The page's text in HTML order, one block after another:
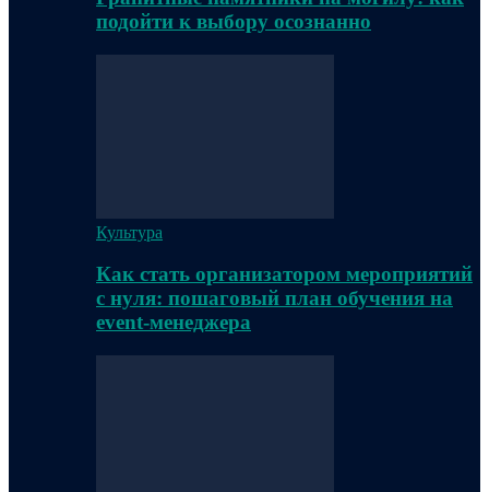
подойти к выбору осознанно
Культура
Как стать организатором мероприятий
с нуля: пошаговый план обучения на
event-менеджера